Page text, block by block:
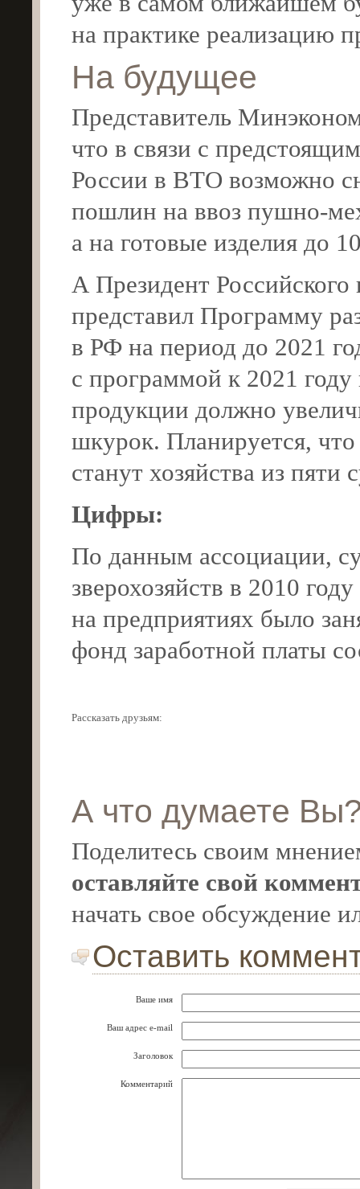
на практике реализацию
На будущее
Представитель
что в связи с
России в ВТО возможно
пошлин на ввоз пушно-
а на готовые изделия до
А Президент Российского
представил Программу
в РФ на период до 2021
с программой к 2021
продукции должно
шкурок. Планируется,
станут хозяйства из пяти
Цифры:
По данным ассоциации,
зверохозяйств в 2010
на предприятиях было
фонд заработной платы
Рассказать друзьям:
А что думаете
Поделитесь своим
оставляйте свой
начать свое обсуждение
Оставить
Ваше имя
Ваш адрес e-mail
Заголовок
Комментарий